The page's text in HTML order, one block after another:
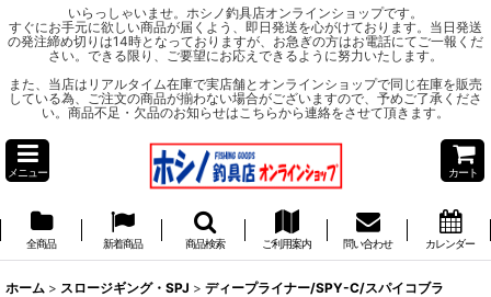
いらっしゃいませ。ホシノ釣具店オンラインショップです。
すぐにお手元に欲しい商品が届くよう、即日発送を心がけております。当日発送
の発注締め切りは14時となっておりますが、お急ぎの方はお電話にてご一報くだ
さい。できる限り、ご要望にお応えできるように努力いたします。
また、当店はリアルタイム在庫で実店舗とオンラインショップで同じ在庫を販売
している為、ご注文の商品が揃わない場合がございますので、予めご了承くださ
い。商品不足・欠品のお知らせはこちらから連絡をさせて頂きます。
メニュー カート
全商品 新着商品 商品検索 ご利用案内 問い合わせ カレンダー
ホーム > スロージギング・SPJ > ディープライナー/SPY-C/スパイコブラ